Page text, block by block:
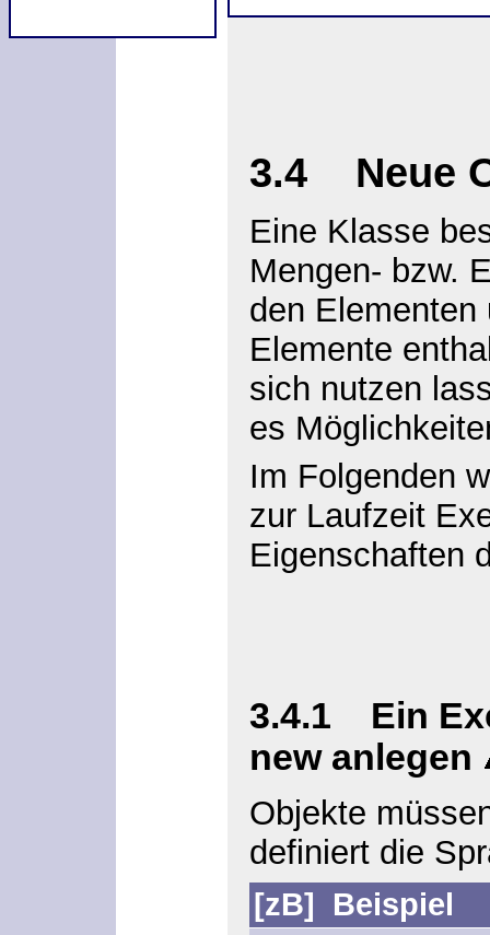
3.4 Neue
Eine Klasse
Mengen- bzw.
den
Elemente
sich nutzen
es
Im Folgenden
zur Laufzeit
Eigenschaften
3.4.1 Ein
new anlegen
Objekte
definiert die
[zB] Beispiel